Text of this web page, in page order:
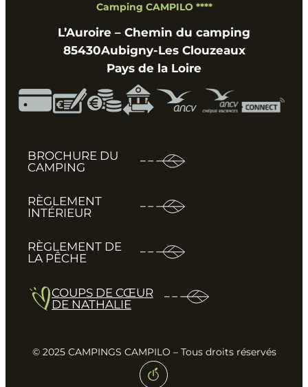
Camping CAMPILO ****
L’Auroire – Chemin du camping
85430Aubigny-Les Clouzeaux
Pays de la Loire
BROCHURE DU
CAMPING
RÈGLEMENT
INTÉRIEUR
RÈGLEMENT DE
LA PÊCHE
COUPS DE CŒUR
DE NATHALIE
© 2025 CAMPINGS CAMPILO – Tous droits réservés